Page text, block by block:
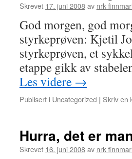
Skrevet 17. juni 2008av nrk
God morgen, god
styrkeprøven: Kjetil
styrkeprøven, et
etappe gikk av
Les videre →
Publisert i Uncategorized | Skriv en
Hurra, det er
Skrevet 16. juni 2008av nrk